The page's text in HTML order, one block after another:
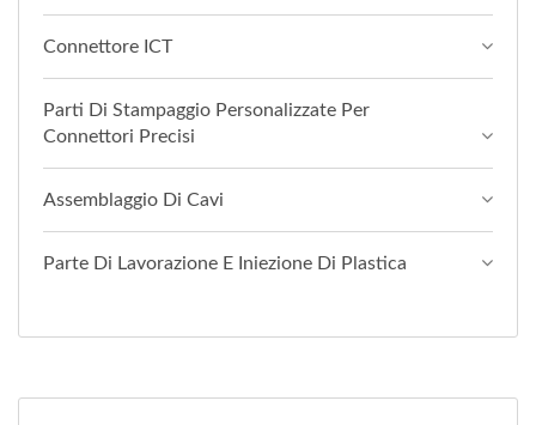
Connettore ICT
Parti Di Stampaggio Personalizzate Per
Connettori Precisi
Assemblaggio Di Cavi
Parte Di Lavorazione E Iniezione Di Plastica